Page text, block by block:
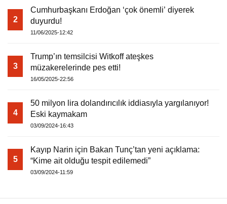
2
Cumhurbaşkanı Erdoğan ‘çok önemli’ diyerek
duyurdu!
11/06/2025-12:42
3
Trump’ın temsilcisi Witkoff ateşkes
müzakerelerinde pes etti!
16/05/2025-22:56
4
50 milyon lira dolandırıcılık iddiasıyla yargılanıyor!
Eski kaymakam
03/09/2024-16:43
5
Kayıp Narin için Bakan Tunç’tan yeni açıklama:
“Kime ait olduğu tespit edilemedi”
03/09/2024-11:59